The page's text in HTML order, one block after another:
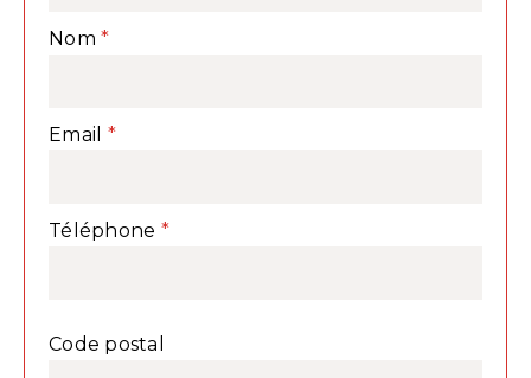
Nom
Email
Téléphone
Code postal